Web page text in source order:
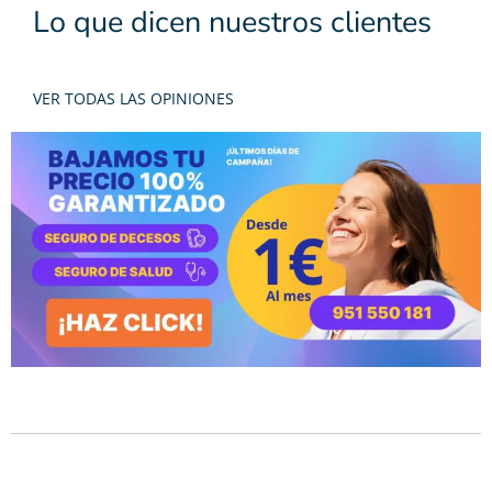
Lo que dicen nuestros clientes
VER TODAS LAS OPINIONES